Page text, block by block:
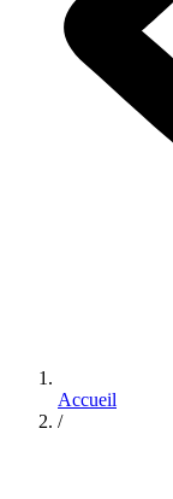
Accueil
/